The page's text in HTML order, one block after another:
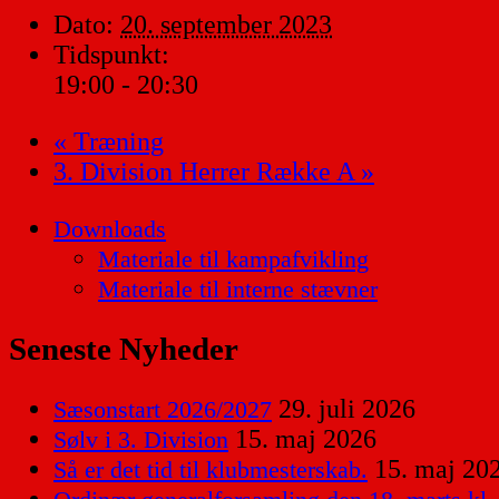
Dato: 20. september 2023
Tidspunkt:
19:00 - 20:30
« Træning
3. Division Herrer Række A »
Downloads
Materiale til kampafvikling
Materiale til interne stævner
Seneste Nyheder
Sæsonstart 2026/2027 29. juli 2026
Sølv i 3. Division 15. maj 2026
Så er det tid til klubmesterskab. 15. maj